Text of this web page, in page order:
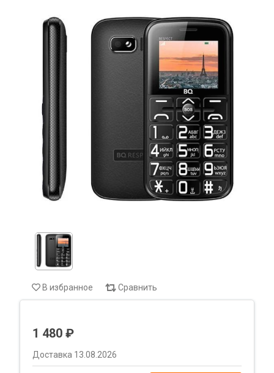
В избранное Сравнить
1 480 ₽
Доставка 13.08.2026